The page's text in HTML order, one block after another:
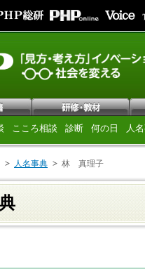
こころ相談 診断 何の日 人
人名事典 林 真理子